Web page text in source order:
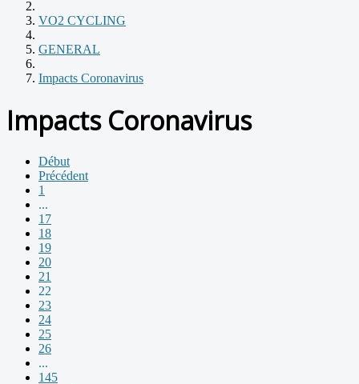
VO2 CYCLING
GENERAL
Impacts Coronavirus
Impacts Coronavirus
Début
Précédent
1
...
17
18
19
20
21
22
23
24
25
26
...
145